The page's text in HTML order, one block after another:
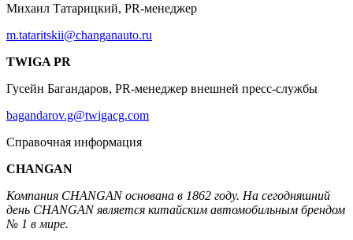
Михаил Татарицкий, PR-менеджер
m.tataritskii@changanauto.ru
TWIGA PR
Гусейн Багандаров, PR-менеджер внешней пресс-службы
bagandarov.g@twigacg.com
Справочная информация
CHANGAN
Компания CHANGAN основана в 1862 году. На сегодняшний
день CHANGAN является китайским автомобильным брендом
№ 1 в мире.